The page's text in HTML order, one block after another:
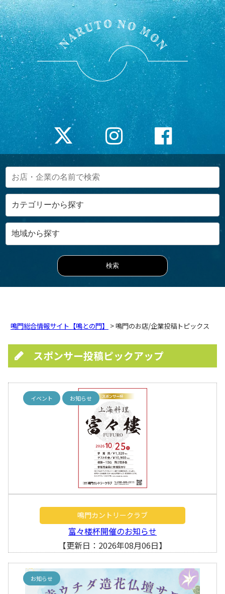
鳴門総合情報サイト【鳴との門】 > 鳴門のお店/企業投稿トピックス
スポンサー投稿ピックアップ
イベント お知らせ
鳴門カントリークラブ
富々楼杯開催のお知らせ
【更新日：2026年08月06日】
お知らせ